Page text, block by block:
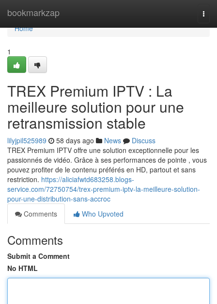
bookmarkzap
Home
Home
1
TREX Premium IPTV : La
meilleure solution pour une
retransmission stable
lilyjpil525989 58 days ago News
Discuss
TREX Premium IPTV offre une solution exceptionnelle pour les
passionnés de vidéo. Grâce à ses performances de pointe , vous
pouvez profiter de le contenu préférés en HD, partout et sans
restriction. https://aliciafwtd683258.blogs-
service.com/72750754/trex-premium-iptv-la-meilleure-solution-
pour-une-distribution-sans-accroc
Comments
Who Upvoted
Comments
Submit a Comment
No HTML